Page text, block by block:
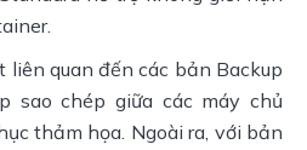
liên quan đến các bản Backup
sao chép giữa các máy chủ
thảm họa. Ngoài ra, với bản